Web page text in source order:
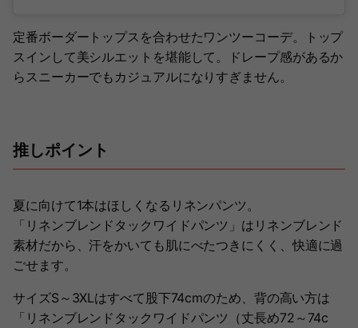
定番ボーダートップスを合わせたワンツーコーデ。トップ
スインして美シルエットを堪能して。ドレープ感があるか
らスニーカーでもカジュアルになりすぎません。
推しポイント
夏に向けて1本はほしくなるリネンパンツ。
「リネンブレンドタックワイドパンツ」はリネンブレンド
素材だから、汗をかいても肌にべたつきにくく、快適に過
ごせます。
サイズS～3XLはすべて股下74cmのため、背の高い方は
「リネンブレンドタックワイドパンツ（丈長め72～74c